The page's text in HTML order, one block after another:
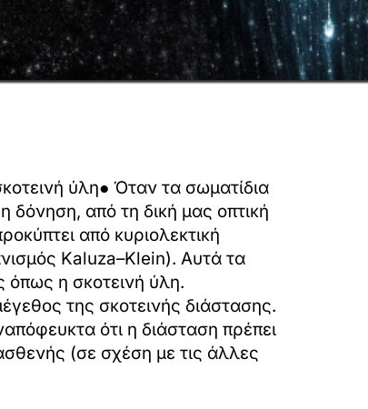
ύλη● Όταν τα σωματίδια
δόνηση, από τη δική μας οπτική
από κυριολεκτική
Kaluza–Klein). Αυτά τα
όπως η σκοτεινή ύλη.
της σκοτεινής διάστασης.
ότι η διάσταση πρέπει
(σε σχέση με τις άλλες